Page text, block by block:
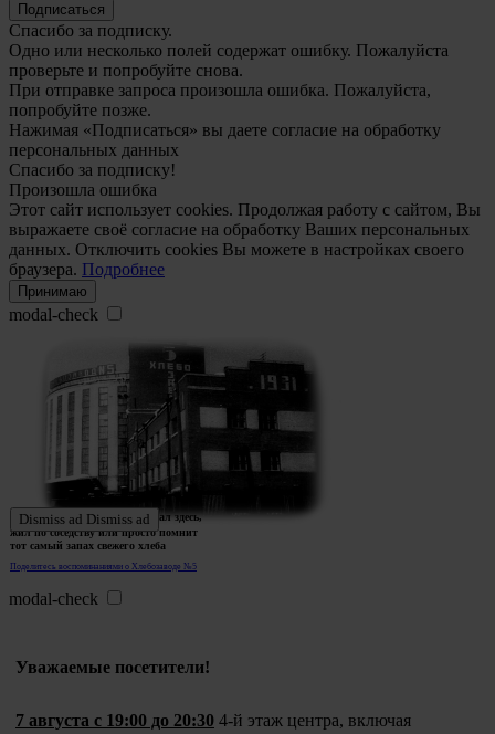
Подписаться
Спасибо за подписку.
Одно или несколько полей содержат ошибку. Пожалуйста
проверьте и попробуйте снова.
При отправке запроса произошла ошибка. Пожалуйста,
попробуйте позже.
Нажимая «Подписаться» вы даете согласие на обработку
персональных данных
Спасибо за подписку!
Произошла ошибка
Этот сайт использует cookies. Продолжая работу с сайтом, Вы
выражаете своё согласие на обработку Ваших персональных
данных. Отключить cookies Вы можете в настройках своего
браузера. Подробнее
Принимаю
modal-check
Поделитесь воспоминаниями о Хлебозаводе №5
Ждем истории тех, кто работал здесь,
жил по соседству или просто помнит
тот самый запах свежего хлеба
Dismiss ad Dismiss ad
modal-check
Уважаемые посетители!
7 августа с 19:00 до 20:30 4-й этаж центра, включая